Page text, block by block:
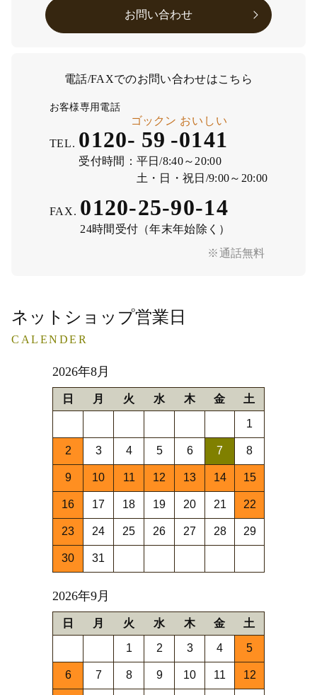
お問い合わせ
電話/FAXでのお問い合わせはこちら
※通話無料
お客様専用電話
TEL. 0120- 59
ゴックン
-0141
おいしい
受付時間： 平日/8:40～20:00
土・日・祝日/9:00～20:00
FAX. 0120-25-90-14
24時間受付（年末年始除く）
ネットショップ営業日
CALENDER
2026年8月
日 月 火 水 木 金 土
1
2 3 4 5 6 7 8
9 10 11 12 13 14 15
16 17 18 19 20 21 22
23 24 25 26 27 28 29
30 31
2026年9月
日 月 火 水 木 金 土
1 2 3 4 5
6 7 8 9 10 11 12